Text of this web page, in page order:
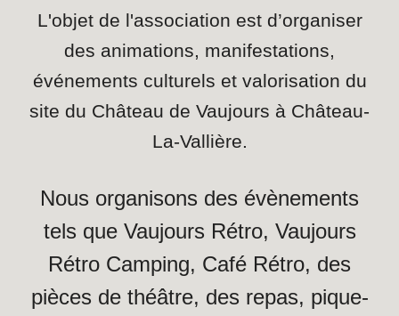
L'objet de l'association est d’organiser
des animations, manifestations,
événements culturels et valorisation du
site du Château de Vaujours à Château-
La-Vallière.
Nous organisons des évènements
tels que Vaujours Rétro, Vaujours
Rétro Camping, Café Rétro, des
pièces de théâtre, des repas, pique-